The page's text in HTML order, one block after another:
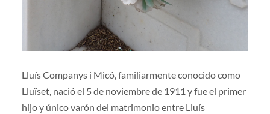
Lluís Companys i Micó, familiarmente conocido como
Lluïset, nació el 5 de noviembre de 1911 y fue el primer
hijo y único varón del matrimonio entre Lluís